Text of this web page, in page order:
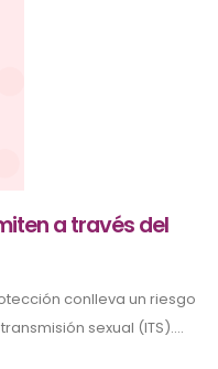
a través del
conlleva un riesgo
sexual (ITS)....